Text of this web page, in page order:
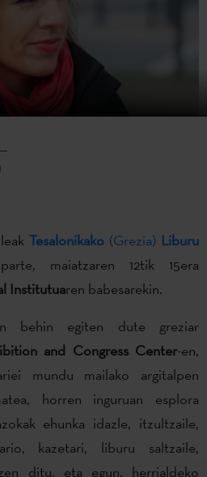
Tesalonikako (Grezia) Liburu
maiatzaren 12tik 15era
Institutuaren babesarekin.
behin egiten dute greziar
and Congress Center-en,
mundu mailako argitalpen
horren inguruan esplora
ehunka idazle, itzultzaile,
kazetari, liburu saltzaile,
ditu, eta egun, herrialdeko